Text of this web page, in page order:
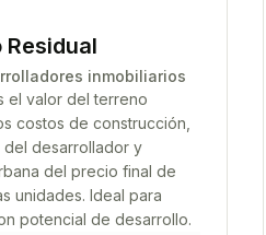
Residual
inmobiliarios
el valor del terreno
costos de construcción,
del desarrollador y
del precio final de
unidades. Ideal para
potencial de desarrollo.